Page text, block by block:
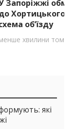
Запоріжжі
Хортицького
об’їзду
хвилини тому
які